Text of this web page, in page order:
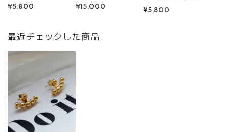
¥5,800 ¥15,000 ¥5,800
最近チェックした商品